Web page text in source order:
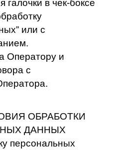
о себе для
кругу
меры для
или
от иных
лиц. К
право